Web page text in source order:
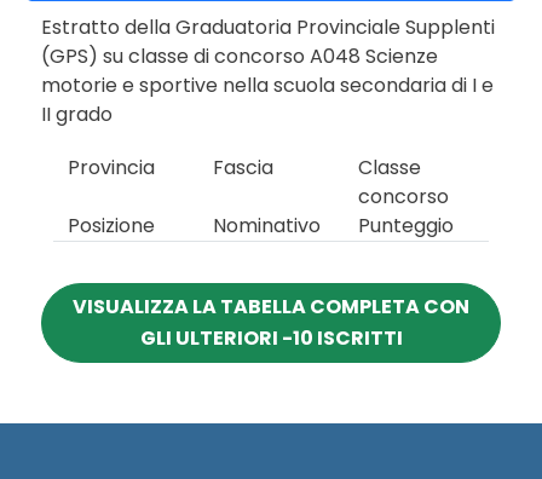
Estratto della Graduatoria Provinciale Supplenti
(GPS) su classe di concorso A048 Scienze
motorie e sportive nella scuola secondaria di I e
II grado
Provincia
Fascia
Classe
concorso
Posizione
Nominativo Punteggio
VISUALIZZA LA TABELLA COMPLETA CON
GLI ULTERIORI -10 ISCRITTI